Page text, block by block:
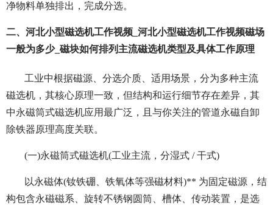
净物料单独排出，完成分选。
二、河北小型磁选机工作视频_河北小型磁选机工作视频磁场
一般为多少_磁块如何排列主流磁选机类型及具体工作原理
工业中根据磁源、分选介质、适用场景，分为多种主流
磁选机，其核心原理一致，但结构和运行细节存在差异，其
中永磁筒式磁选机应用最广泛，且与你关注的管道永磁自卸
除铁器原理高度关联。
(一)永磁筒式磁选机(工业主流，分湿式 / 干式)
以永磁体(钕铁硼、铁氧体等强磁材料)** 为固定磁源，结
构包含永磁磁系、旋转不锈钢圆筒、槽体、传动装置，是选